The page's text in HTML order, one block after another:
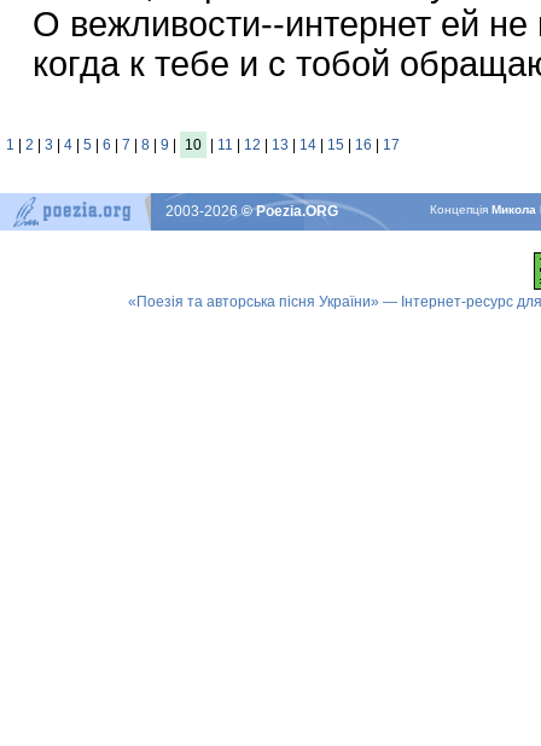
О вежливости--интернет ей не
когда к тебе и с тобой
1 2 3 4 5 6 7 8 9 10 11 12 13 14 15 16 17
КонцепцiяМикола
2003-2026© Poezia.ORG
«Поезія та авторська пісня України» — Інтернет-ресурс